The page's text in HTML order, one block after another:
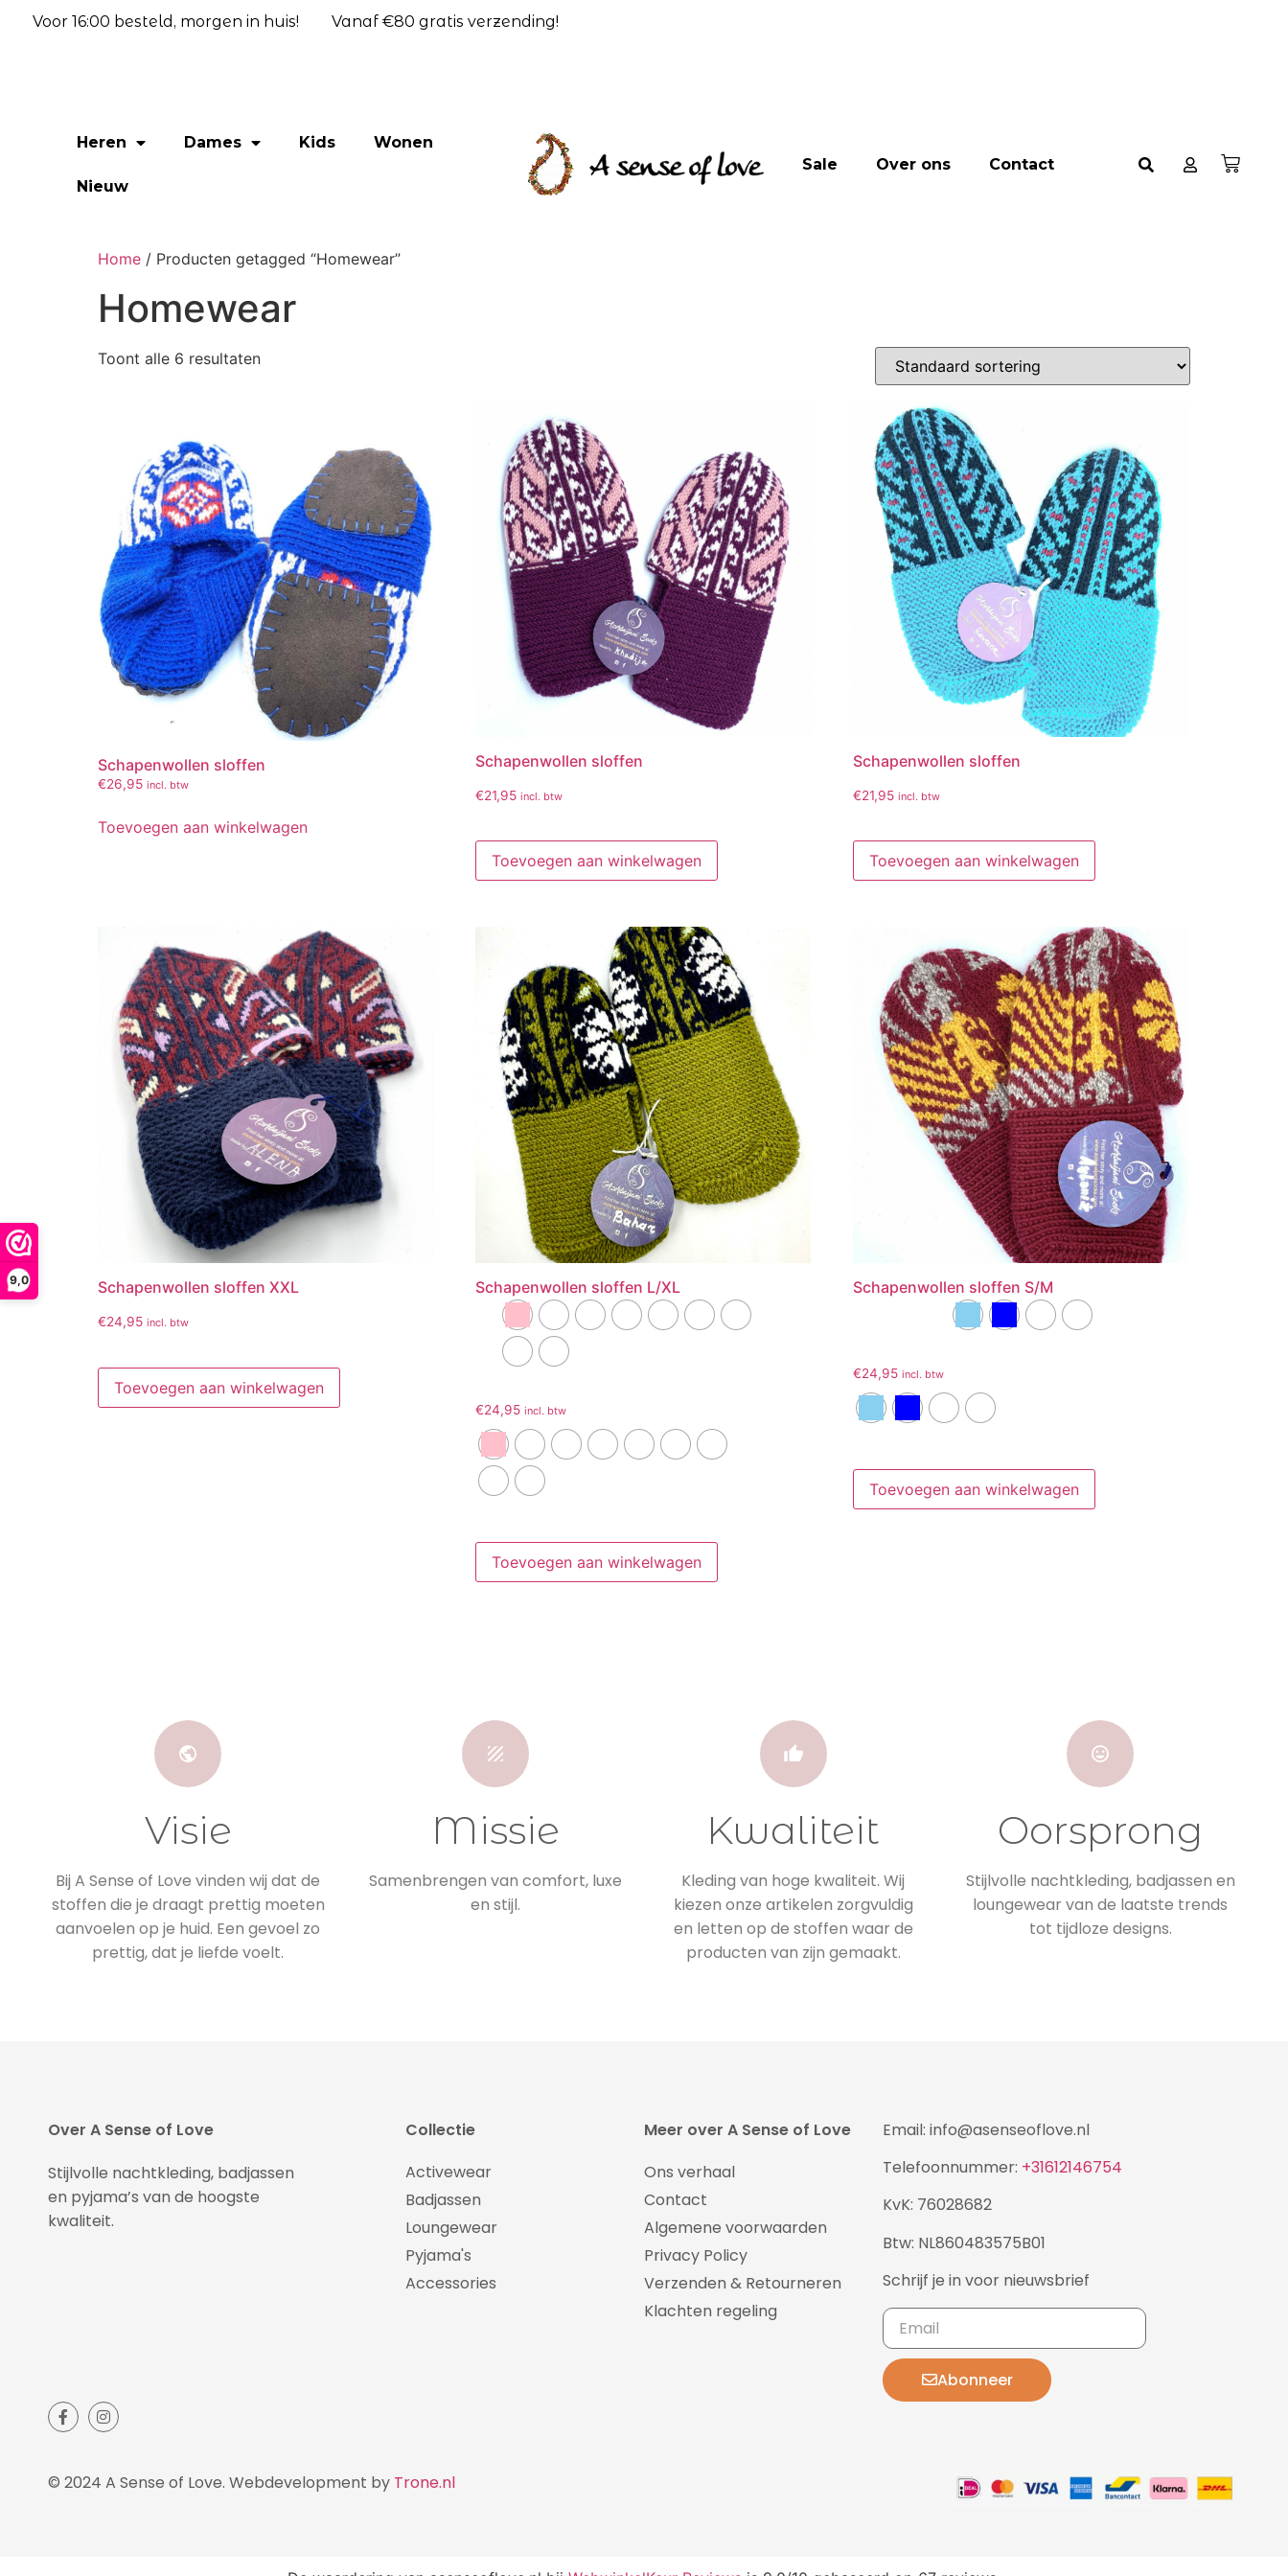
9,0
Voor 16:00 besteld, morgen in huis! Vanaf €80 gratis verzending!
Heren Dames Kids Wonen
Nieuw
Sale Over ons Contact
Home / Producten getagged “Homewear”
Homewear
Toont alle 6 resultaten
Schapenwollen sloffen
€26,95 incl. btw
Toevoegen aan winkelwagen
Schapenwollen sloffen
€21,95 incl. btw
Toevoegen aan winkelwagen
Schapenwollen sloffen
€21,95 incl. btw
Toevoegen aan winkelwagen
Schapenwollen sloffen XXL
€24,95 incl. btw
Toevoegen aan winkelwagen
Schapenwollen sloffen L/XL
€24,95 incl. btw
Toevoegen aan winkelwagen
Schapenwollen sloffen S/M
€24,95 incl. btw
Toevoegen aan winkelwagen
Visie
Bij A Sense of Love vinden wij dat de
stoffen die je draagt prettig moeten
aanvoelen op je huid. Een gevoel zo
prettig, dat je liefde voelt.
Missie
Samenbrengen van comfort, luxe
en stijl.
Kwaliteit
Kleding van hoge kwaliteit. Wij
kiezen onze artikelen zorgvuldig
en letten op de stoffen waar de
producten van zijn gemaakt.
Oorsprong
Stijlvolle nachtkleding, badjassen en
loungewear van de laatste trends
tot tijdloze designs.
Over A Sense of Love
Stijlvolle nachtkleding, badjassen
en pyjama’s van de hoogste
kwaliteit.
Collectie
Activewear
Badjassen
Loungewear
Pyjama's
Accessories
Meer over A Sense of Love
Ons verhaal
Contact
Algemene voorwaarden
Privacy Policy
Verzenden & Retourneren
Klachten regeling
Email: info@asenseoflove.nl
Telefoonnummer: +31612146754
KvK: 76028682
Btw: NL860483575B01
Schrijf je in voor nieuwsbrief
Abonneer
© 2024 A Sense of Love. Webdevelopment by Trone.nl